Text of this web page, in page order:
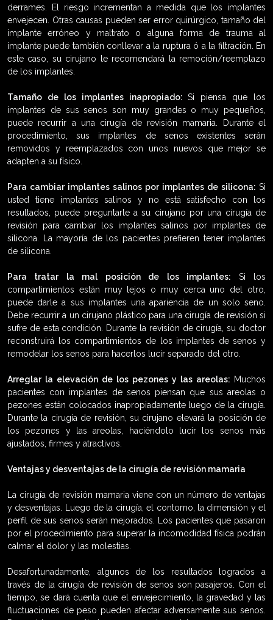
derrames. El riesgo incrementan a medida que los implantes
envejecen. Otras causas pueden ser error quirúrgico, tamaño del
implante erróneo y maltrato o alguna forma de trauma al
implante puede también conllevar a la ruptura ó a la filtración. En
este caso, su cirujano le recomendará la remoción/reemplazo
de los implantes.
Tamaño de los implantes inapropiado:Si piensa que los
implantes de sus senos son muy grandes o muy pequeños,
puede recurrir a una cirugía de revisión mamaria. Durante el
procedimiento, sus implantes de senos existentes serán
removidos y reemplazados con unos nuevos que mejor se
adapten a su físico.
Para cambiar implantes salinos por implantes de silicona: Si
usted tiene implantes salinos y no está satisfecho con los
resultados, puede preguntarle a su cirujano por una cirugía de
revisión para cambiar los implantes salinos por implantes de
silicona. La mayoría de los pacientes prefieren tener implantes
de silicona.
Para tratar la mal posición de los implantes: Si los
compartimientos están muy lejos o muy cerca uno del otro,
puede darle a sus implantes una apariencia de un solo seno.
Debe recurrir a un cirujano plástico para una cirugía de revisión si
sufre de esta condición. Durante la revisión de cirugía, su doctor
reconstruirá los compartimientos de los implantes de senos y
remodelar los senos para hacerlos lucir separado del otro.
Arreglar la elevación de los pezones y las areolas: Muchos
pacientes con implantes de senos piensan que sus areolas o
pezones están colocados inapropiadamente luego de la cirugía.
Durante la cirugía de revisión, su cirujano elevará la posición de
los pezones y las areolas, haciéndolo lucir los senos más
ajustados, firmes y atractivos.
Ventajas y desventajas de la cirugía de revisión mamaria
La cirugía de revisión mamaria viene con un número de ventajas
y desventajas. Luego de la cirugía, el contorno, la dimensión y el
perfil de sus senos serán mejorados. Los pacientes que pasaron
por el procedimiento para superar la incomodidad física podrán
calmar el dolor y las molestias.
Desafortunadamente, algunos de los resultados logrados a
través de la cirugía de revisión de senos son pasajeros. Con el
tiempo, se dará cuenta que el envejecimiento, la gravedad y las
fluctuaciones de peso pueden afectar adversamente sus senos.